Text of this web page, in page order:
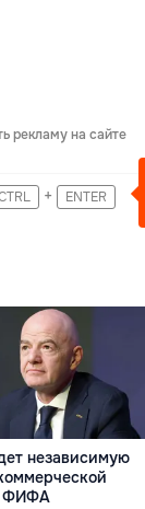
рекламу на сайте
+ ENTER
независимую
ФИФА